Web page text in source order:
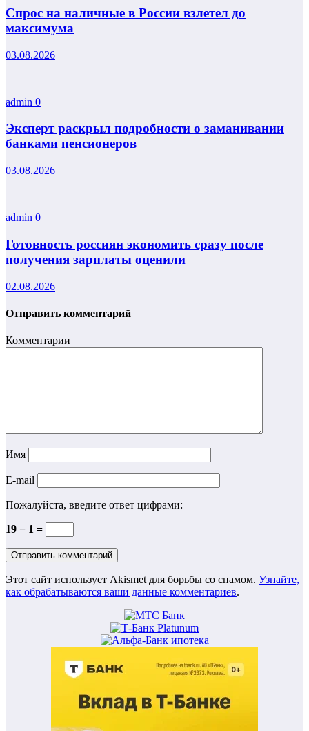
Спрос на наличные в России взлетел до
максимума
03.08.2026
admin 0
Эксперт раскрыл подробности о заманивании
банками пенсионеров
03.08.2026
admin 0
Готовность россиян экономить сразу после
получения зарплаты оценили
02.08.2026
Отправить комментарий
Комментарии
Имя
E-mail
Пожалуйста, введите ответ цифрами:
19 − 1 =
Этот сайт использует Akismet для борьбы со спамом. Узнайте,
как обрабатываются ваши данные комментариев.